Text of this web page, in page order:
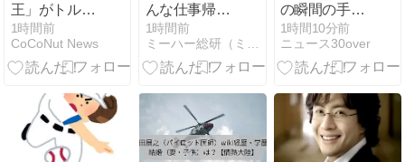
王」がトルコ
に降臨！サラ
ー入団式に平
日4万人集
に感激
1時間前
CoCoNut News
んな仕事帰り
に家で何して
んの？」←こ
れ・・・・
1時間前
ミーハー総研（ミーハー総合研究所）
の瞬間の手術
室の防犯カメ
ラ映像！
1時間10分前
ニュース30over